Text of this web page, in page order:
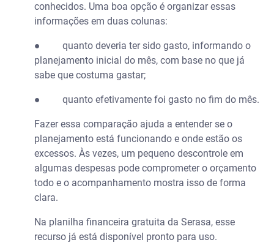
conhecidos. Uma boa opção é organizar essas
informações em duas colunas:
● quanto deveria ter sido gasto, informando o
planejamento inicial do mês, com base no que já
sabe que costuma gastar;
● quanto efetivamente foi gasto no fim do mês.
Fazer essa comparação ajuda a entender se o
planejamento está funcionando e onde estão os
excessos. Às vezes, um pequeno descontrole em
algumas despesas pode comprometer o orçamento
todo e o acompanhamento mostra isso de forma
clara.
Na planilha financeira gratuita da Serasa, esse
recurso já está disponível pronto para uso.